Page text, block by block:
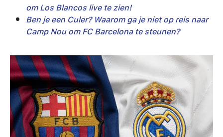
om Los Blancos live te zien!
Ben je een Culer? Waarom ga je niet op reis naar
Camp Nou om FC Barcelona te steunen?